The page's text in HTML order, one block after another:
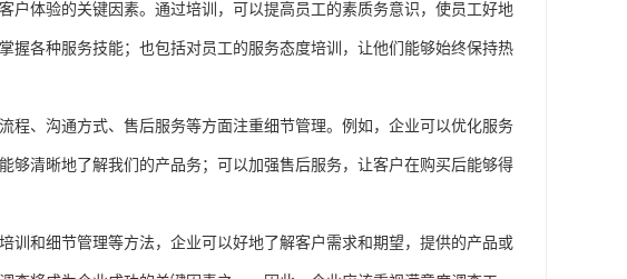
户体验的关键因素。通过培训，可以提高员工的素质务意识，使员工好地
各种服务技能；也包括对员工的服务态度培训，让他们能够始终保持热
程、沟通方式、售后服务等方面注重细节管理。例如，企业可以优化服务
清晰地了解我们的产品务；可以加强售后服务，让客户在购买后能够得
训和细节管理等方法，企业可以好地了解客户需求和期望，提供的产品或